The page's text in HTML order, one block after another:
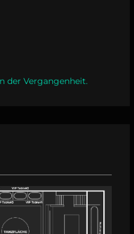
der Vergangenheit.